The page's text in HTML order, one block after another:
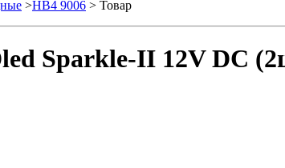
>HB4 9006 > Товар
Sparkle-II 12V DC